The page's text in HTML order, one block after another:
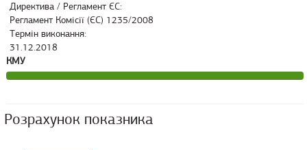
Директива / Регламент ЄС:
Регламент Комісії (ЄС) 1235/2008
Термін виконання:
31.12.2018
КМУ
Розрахунок показника